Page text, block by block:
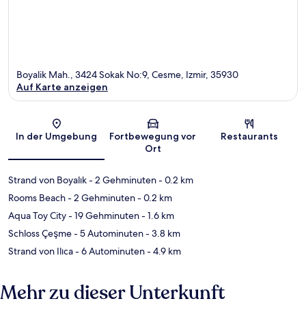
Karte
Boyalik Mah., 3424 Sokak No:9, Cesme, Izmir, 35930
Auf Karte anzeigen
In der Umgebung
Fortbewegung vor
Ort
Restaurants
Strand von Boyalık- 2 Gehminuten- 0.2 km
Rooms Beach- 2 Gehminuten- 0.2 km
Aqua Toy City- 19 Gehminuten- 1.6 km
Schloss Çeşme- 5 Autominuten- 3.8 km
Strand von Ilıca- 6 Autominuten- 4.9 km
Mehr zu dieser Unterkunft